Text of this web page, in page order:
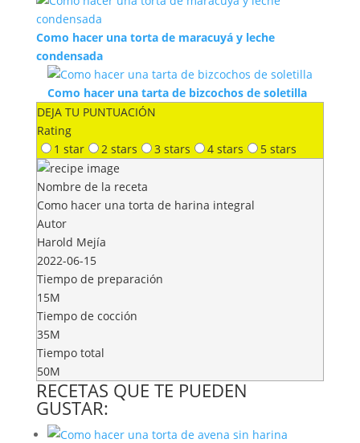
Como hacer una torta de maracuyá y leche
condensada
Como hacer una tarta de bizcochos de soletilla
DEJA TU PUNTUACIÓN
Rating
1 star
2 stars 3 stars 4 stars 5 stars
Nombre de la receta
Como hacer una torta de harina integral
Autor
Harold Mejía
2022-06-15
Tiempo de preparación
15M
Tiempo de cocción
35M
Tiempo total
50M
RECETAS QUE TE PUEDEN
GUSTAR: